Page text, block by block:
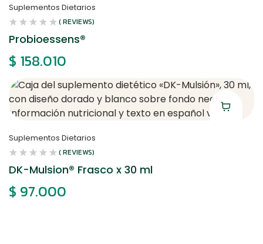
Suplementos Dietarios
( REVIEWS)
Probioessens®
$ 158.010
Suplementos Dietarios
( REVIEWS)
DK-Mulsion® Frasco x 30 ml
$ 97.000